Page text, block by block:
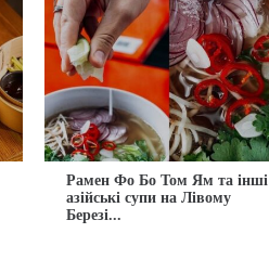
Рамен Фо Бо Том Ям та інші
азійські супи на Лівому
Березі...